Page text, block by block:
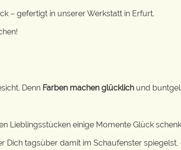
– gefertigt in unserer Werkstatt in Erfurt.
Denn Farben machen glücklich und
Lieblingsstücken einige Momente Glück
tagsüber damit im Schaufenster spiegelst,